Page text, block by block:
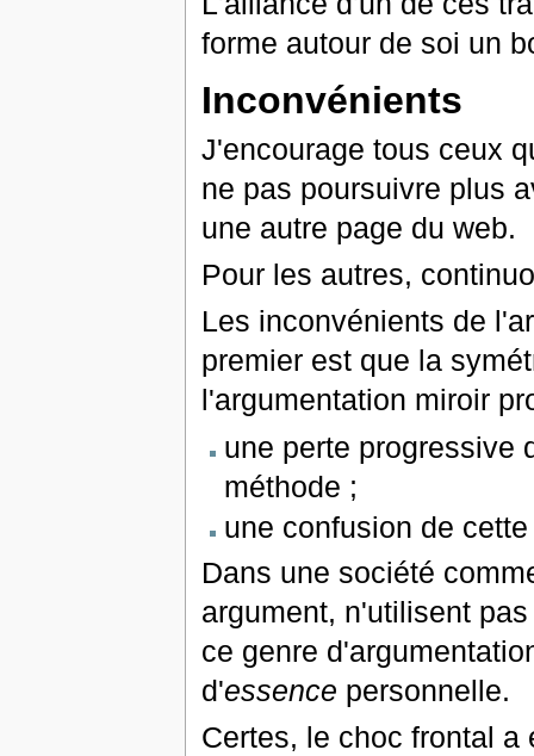
forme autour de soi un
Inconvénients
J'encourage tous ceux
ne pas poursuivre plus
une autre page du web.
Pour les autres,
Les inconvénients de
premier est que la
l'argumentation miroir
une perte progressive
méthode ;
une confusion de
Dans une société
argument, n'utilisent
ce genre
d'essence personnelle.
Certes, le choc frontal